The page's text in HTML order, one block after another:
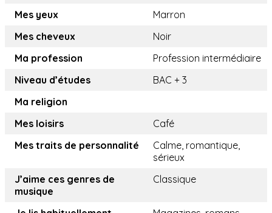
Mes yeux
Marron
Mes cheveux
Noir
Ma profession
Profession intermédiaire
Niveau d’études
BAC + 3
Ma religion
Mes loisirs
Café
Mes traits de personnalité
Calme, romantique,
sérieux
J’aime ces genres de
musique
Classique